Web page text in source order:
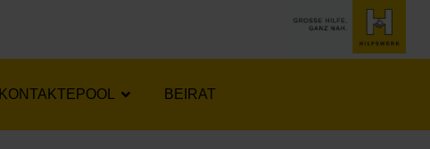
KONTAKTEPOOL BEIRAT